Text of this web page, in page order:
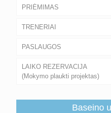
PRIĖMIMAS
TRENERIAI
PASLAUGOS
LAIKO REZERVACIJA
(Mokymo plaukti projektas)
Baseino